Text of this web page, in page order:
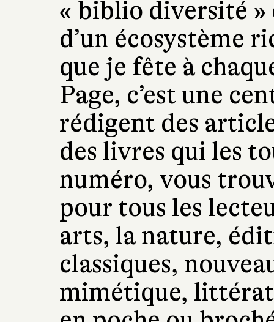
« biblio diversité »
d’un écosystème
que je fête à
Page, c’est une
rédigent des
des livres qui les
numéro, vous
pour tous les
arts, la nature,
classiques,
mimétique,